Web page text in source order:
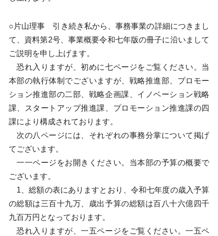
○片山理事 引き続き私から、事務事業の詳細につきまし
て、資料第2号、事業概要令和七年版の冊子に沿いまして
ご説明を申し上げます。
恐れ入りますが、初めに七ページをご覧ください。当
本部の執行体制でございますが、戦略推進部、プロモー
ション推進部の二部、戦略企画課、イノベーション戦略
課、スタートアップ推進課、プロモーション推進課の四
課により構成されております。
次の八ページには、それぞれの事務分掌について掲げ
てございます。
一一ページをお開きください。当本部の予算の概要で
ございます。
1、総額の表にありますとおり、令和七年度の歳入予算
の総額は三百十九万、歳出予算の総額は百八十六億四千
九百万円となっております。
恐れ入りますが、一五ページをご覧ください。一五ペ